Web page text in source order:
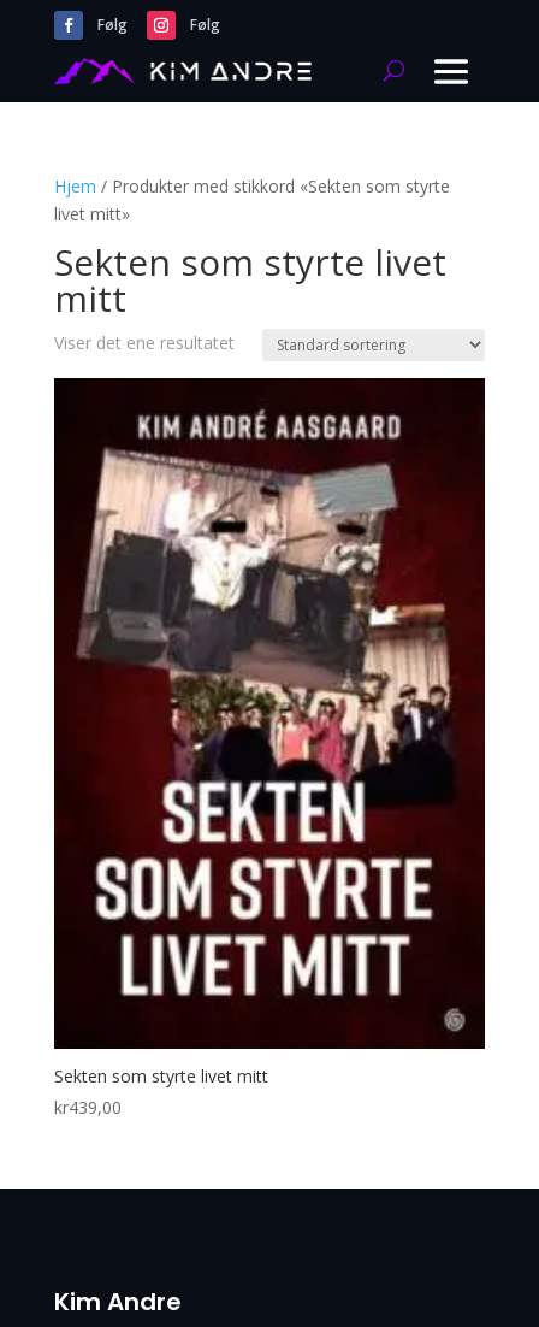
Følg Følg
Hjem / Produkter med stikkord «Sekten som styrte
livet mitt»
Sekten som styrte livet
mitt
Viser det ene resultatet
Sekten som styrte livet mitt
kr439,00
Kim Andre